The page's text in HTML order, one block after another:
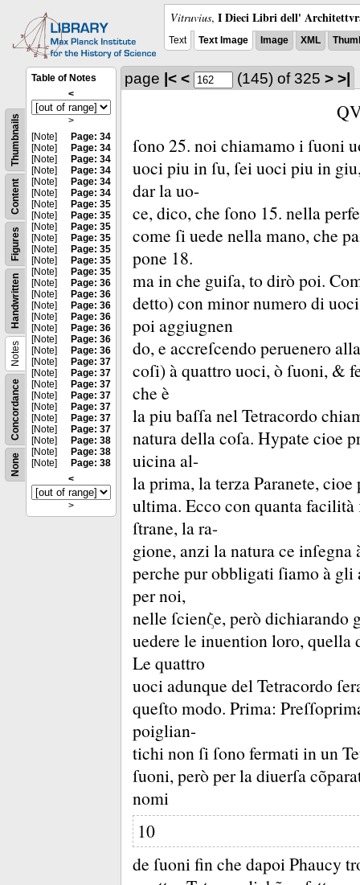
Vitruvius, I Dieci Libri dell'
Text Text Image Image XML
None
Concordance
Notes
Handwritten
Figures
Content
Thumbnails
Table of Notes
<
>
[Note]
Page: 34
[Note]
Page: 34
[Note]
Page: 34
[Note]
Page: 34
[Note]
Page: 34
[Note]
Page: 34
[Note]
Page: 35
[Note]
Page: 35
[Note]
Page: 35
[Note]
Page: 35
[Note]
Page: 35
[Note]
Page: 35
[Note]
Page: 35
[Note]
Page: 36
[Note]
Page: 36
[Note]
Page: 36
[Note]
Page: 36
[Note]
Page: 36
[Note]
Page: 36
[Note]
Page: 36
[Note]
Page: 37
[Note]
Page: 37
[Note]
Page: 37
[Note]
Page: 37
[Note]
Page: 37
[Note]
Page: 37
[Note]
Page: 37
[Note]
Page: 38
[Note]
Page: 38
[Note]
Page: 38
<
>
page |< < (145) of 325 > >|
ſono 25. noi chiamamo i ſuoni
uoci piu in ſu, ſei uoci piu in
dar la uo-
ce, dico, che ſono 15. nella
come ſi uede nella mano, che
pone 18.
ma in che guiſa, to dirò poi.
detto) con minor numero di
poi aggiugnen
do, e accreſcendo peruenero
coſi) à quattro uoci, ò ſuoni, &
che è
la piu baſſa nel Tetracordo
natura della coſa. Hypate cioe
uicina al-
la prima, la terza Paranete,
ultima. Ecco con quanta facilità
ſtrane, la ra-
gione, anzi la natura ce
perche pur obbligati ſiamo à
per noi,
nelle ſcienζe, però
uedere le inuention loro, quella
Le quattro
uoci adunque del Tetracordo
queſto modo. Prima:
poiglian-
tichi non ſi ſono fermati in un
ſuoni, però per la diuerſa
nomi
10
de ſuoni fin che dapoi Phaucy